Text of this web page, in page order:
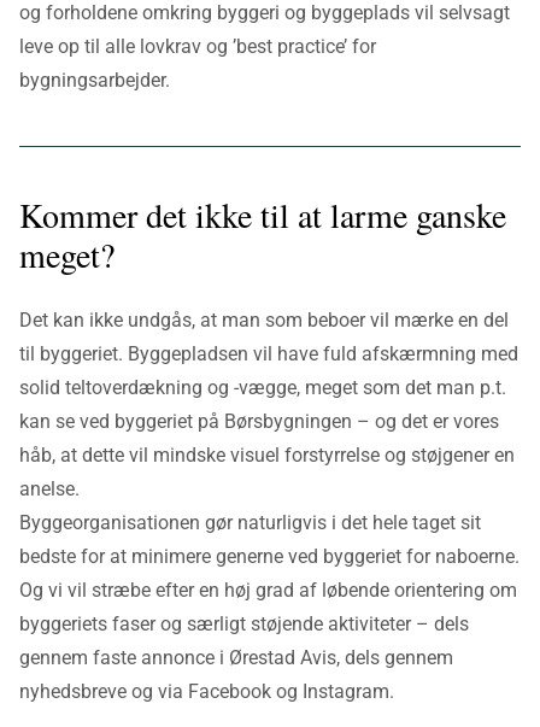
og forholdene omkring byggeri og byggeplads vil selvsagt
leve op til alle lovkrav og ’best practice’ for
bygningsarbejder.
Kommer det ikke til at larme ganske
meget?
Det kan ikke undgås, at man som beboer vil mærke en del
til byggeriet. Byggepladsen vil have fuld afskærmning med
solid teltoverdækning og -vægge, meget som det man p.t.
kan se ved byggeriet på Børsbygningen – og det er vores
håb, at dette vil mindske visuel forstyrrelse og støjgener en
anelse.
Byggeorganisationen gør naturligvis i det hele taget sit
bedste for at minimere generne ved byggeriet for naboerne.
Og vi vil stræbe efter en høj grad af løbende orientering om
byggeriets faser og særligt støjende aktiviteter – dels
gennem faste annonce i Ørestad Avis, dels gennem
nyhedsbreve og via Facebook og Instagram.